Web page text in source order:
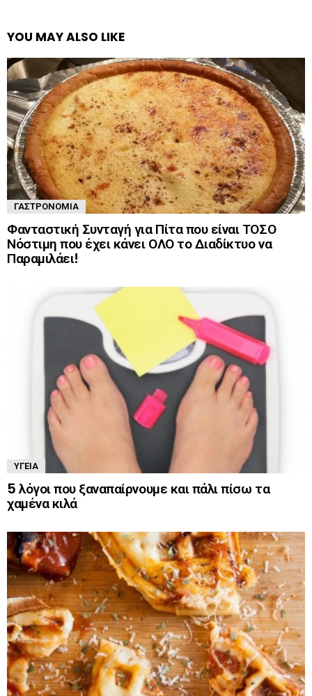
YOU MAY ALSO LIKE
ΓΑΣΤΡΟΝΟΜΊΑ
Φανταστική Συνταγή για Πίτα που είναι ΤΟΣΟ
Νόστιμη που έχει κάνει ΟΛΟ το Διαδίκτυο να
Παραμιλάει!
ΥΓΕΊΑ
5 λόγοι που ξαναπαίρνουμε και πάλι πίσω τα
χαμένα κιλά